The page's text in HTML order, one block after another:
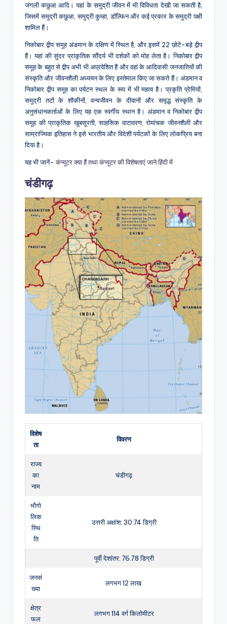
जंगली कछुआ आदि। यहां के समुद्री जीवन में भी विविधता देखी जा सकती है,
जिसमें समुद्री कछुआ, समुद्री कुम्हा, डॉल्फिन और कई प्रकार के समुद्री पक्षी
शामिल हैं।
निकोबार द्वीप समूह अंडमान के दक्षिण में स्थित है, और इसमें 22 छोटे-बड़े द्वीप
हैं। यहां की सुंदर प्राकृतिक सौंदर्य भी दर्शकों को मोह लेता है। निकोबार द्वीप
समूह के बहुत से द्वीप अभी भी अप्रवेशित हैं और वहां के आदिवासी जनजातियों की
संस्कृति और जीवनशैली अध्ययन के लिए इस्तेमाल किए जा सकते हैं। अंडमान व
निकोबार द्वीप समूह का पर्यटन स्थल के रूप में भी महत्व है। प्रकृति प्रेमियों,
समुद्री तटों के शौकीनों, वन्यजीवन के दीवानों और समृद्ध संस्कृति के
अनुसंधानकर्ताओं के लिए यह एक स्वर्गीय स्थान है। अंडमान व निकोबार द्वीप
समूह की प्राकृतिक खूबसूरती, साहसिक वाटावरण, रोमांचक जीवनशैली और
साम्राज्यिक इतिहास ने इसे भारतीय और विदेशी पर्यटकों के लिए लोकप्रिय बना
दिया है।
यह भी जानें-कंप्यूटर क्या हैं तथा कंप्यूटर की विशेषताएं जाने हिंदी में
चंडीगढ़
विशेष
ता
विवरण
राज्य
का
नाम
चंडीगढ़
भौगो
लिक
स्थि
ति
उत्तरी अक्षांश: 30.74 डिग्री
पूर्वी देशांतर: 76.78 डिग्री
जनसं
ख्या
लगभग 12 लाख
क्षेत्र
फल
लगभग 114 वर्ग किलोमीटर